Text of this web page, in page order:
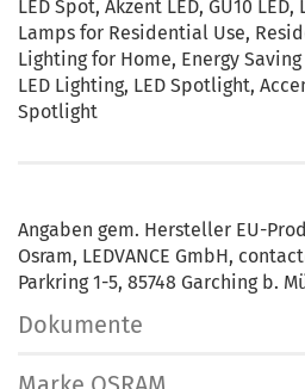
LED Spot, Akzent LED, GU10
Lamps for Residential Use,
Lighting for Home, Energy
LED Lighting, LED Spotlight,
Spotlight
Angaben gem. Hersteller EU-
Osram, LEDVANCE GmbH,
Parkring 1-5, 85748 Garching b.
Dokumente